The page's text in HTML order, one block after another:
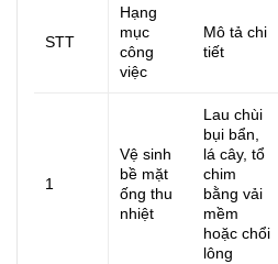
STT
Hạng
mục
công
việc
Mô tả chi
tiết
1
Vệ sinh
bề mặt
ống thu
nhiệt
Lau chùi
bụi bẩn,
lá cây, tổ
chim
bằng vải
mềm
hoặc chổi
lông